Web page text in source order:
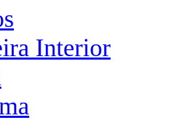
Interior